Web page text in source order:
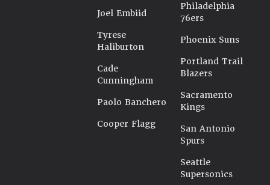
Joel Embiid
Tyrese
Haliburton
Cade
Cunningham
Paolo Banchero
Cooper Flagg
Philadelphia
76ers
Phoenix Suns
Portland Trail
Blazers
Sacramento
Kings
San Antonio
Spurs
Seattle
Supersonics